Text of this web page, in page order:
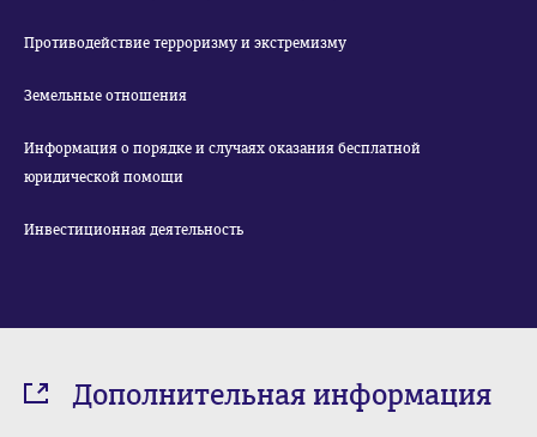
Противодействие терроризму и экстремизму
Земельные отношения
Информация о порядке и случаях оказания бесплатной
юридической помощи
Инвестиционная деятельность
Дополнительная информация